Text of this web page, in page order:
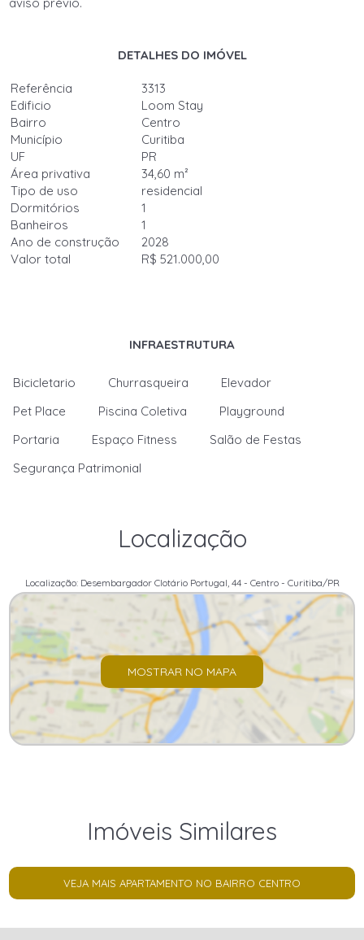
DETALHES DO IMÓVEL
Referência
3313
Edificio
Loom Stay
Bairro
Centro
Município
Curitiba
UF
PR
Área privativa
34,60 m²
Tipo de uso
residencial
Dormitórios
1
Banheiros
1
Ano de construção
2028
Valor total
R$ 521.000,00
INFRAESTRUTURA
Bicicletario Churrasqueira
Elevador
Pet Place
Piscina Coletiva
Playground
Portaria
Espaço Fitness
Salão de Festas
Segurança Patrimonial
Localização
Localização: Desembargador Clotário Portugal, 44 - Centro - Curitiba/PR
MOSTRAR NO MAPA
Imóveis Similares
VEJA MAIS APARTAMENTO NO BAIRRO CENTRO